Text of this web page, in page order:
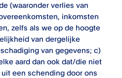
(waaronder verlies van
inkomsten
zelfs als we op de hoogte
van dergelijke
van gegevens; c)
aard dan ook dat/die niet
een schending door ons